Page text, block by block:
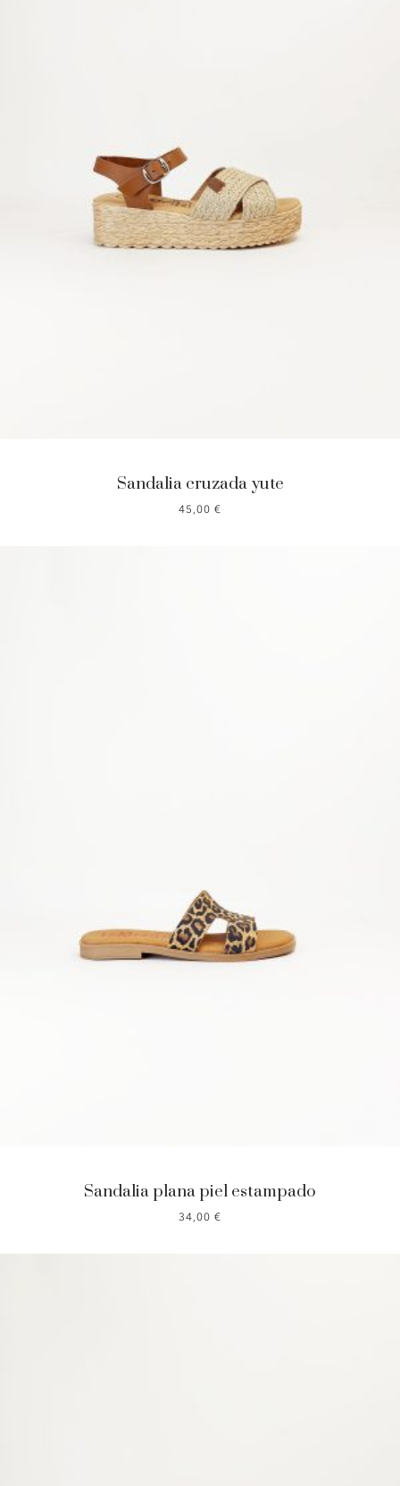
Sandalia cruzada yute
45,00 €
Sandalia plana piel estampado
34,00 €